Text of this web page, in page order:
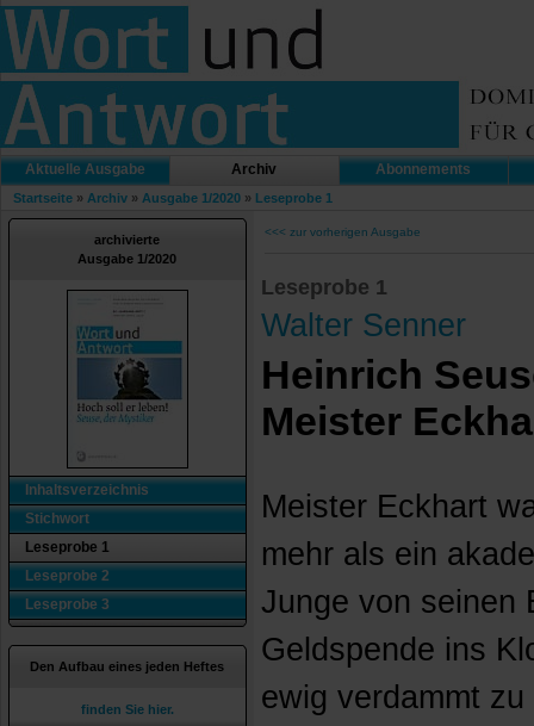
Aktuelle Ausgabe Archiv Abonnements
Startseite » Archiv » Ausgabe 1/2020 » Leseprobe 1
archivierte
Ausgabe 1/2020
Inhaltsverzeichnis
Stichwort
Leseprobe 1
Leseprobe 2
Leseprobe 3
Den Aufbau eines jeden Heftes
finden Sie hier.
<<< zur vorherigen Ausgabe
Leseprobe 1
Walter Senner
Heinrich
Meister
Meister Eckhart
mehr als ein
Junge von seinen
Geldspende ins
ewig verdammt